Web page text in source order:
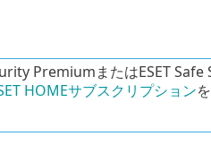
PremiumまたはESET Safe
HOMEサブスクリプション